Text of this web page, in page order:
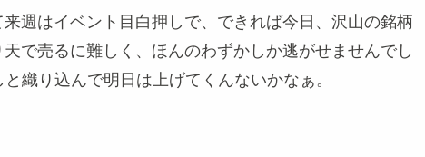
週はイベント目白押しで、できれば今日、沢山の銘柄
で売るに難しく、ほんのわずかしか逃がせませんでし
と織り込んで明日は上げてくんないかなぁ。